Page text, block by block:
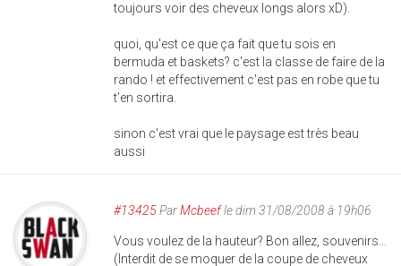
toujours voir des cheveux longs alors xD).
quoi, qu'est ce que ça fait que tu sois en
bermuda et baskets? c'est la classe de faire de la
rando ! et effectivement c'est pas en robe que tu
t'en sortira.
sinon c'est vrai que le paysage est très beau
aussi
#13425ParMcbeefle dim 31/08/2008 à 19h06
Vous voulez de la hauteur? Bon allez, souvenirs...
(Interdit de se moquer de la coupe de cheveux